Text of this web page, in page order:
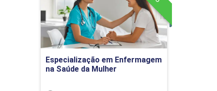
Princípios Básicos para os Cuidados
Paliativos em Pediatria
10h
Especialização em Enfermagem
na Saúde da Mulher
Detalhes do curso